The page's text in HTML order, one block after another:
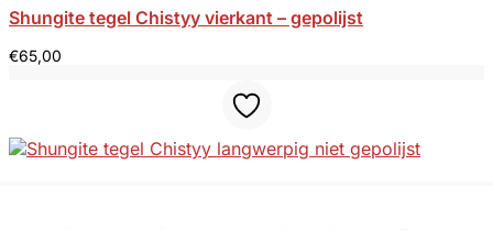
Shungite tegel Chistyy vierkant – gepolijst
€65,00